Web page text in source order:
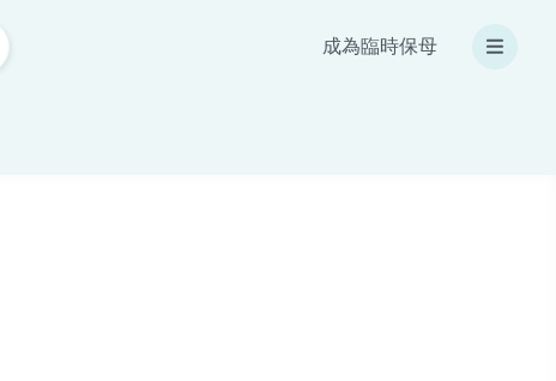
成為臨時保母